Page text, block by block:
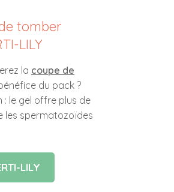
tomber
LILY
la coupe de
du pack ?
: le gel offre plus de
les spermatozoïdes
LILY